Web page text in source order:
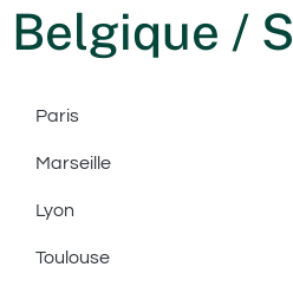
Belgique /
Paris
Marseille
Lyon
Toulouse